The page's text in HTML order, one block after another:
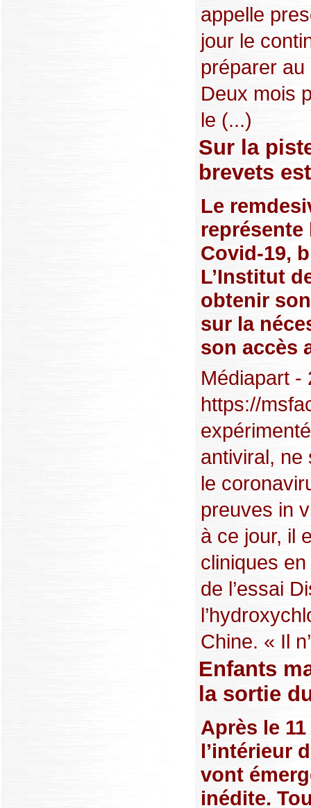
appelle
jour le
préparer au
Deux mois
le (...)
Sur la
brevets
Le
représente
Covid-19,
L’Institut
obtenir
sur la
son accès
Médiapart -
https://
antiviral, ne
le
preuves in
à ce jour, il
cliniques
de l’essai
Chine. « Il
Enfants
la sortie
Après le
l’intérieur
vont
inédite.